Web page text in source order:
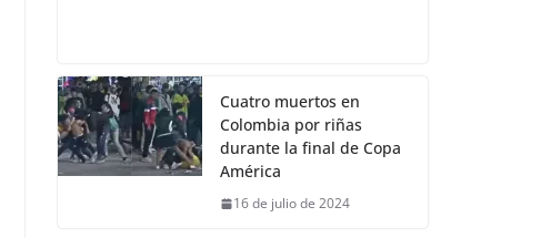
Cuatro muertos en
Colombia por riñas
durante la final de Copa
América
16 de julio de 2024